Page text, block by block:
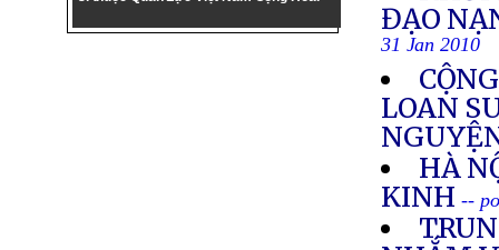
ĐẠO
31 Jan 2010
LOAN
HÀ
KINH --